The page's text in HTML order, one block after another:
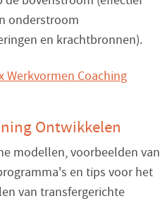
onderstroom
en krachtbronnen).
Ontwikkelen
modellen, voorbeelden van
en tips voor het
van transfergerichte